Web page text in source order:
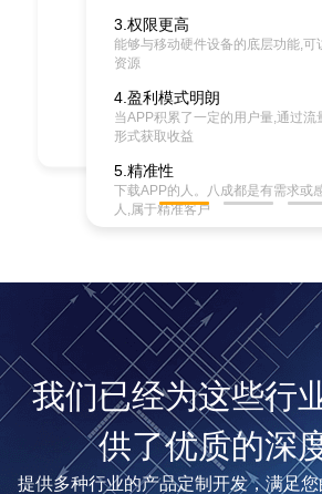
3.权限更高
能够与移动硬件设备的底层功能,可
资源
4.盈利模式明朗
当APP积累了一定的用户量,通过流
形式获取收益
5.精准性
下载APP的人。八成都是有需求或
人,属于精准客户
户心中品牌效应
CRM软件
management ,企业
以及互联网技术来协
.上的交互，从而提
子。它是
前而做的。在产品
目和要求,利用各种色彩，样式，图片、用以
说明产品造型及结构的平面图案,产品设计稿
我们已经为这些行
供了优质的深
提供多种行业的产品定制开发，满足